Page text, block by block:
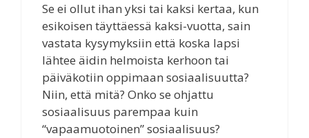
Se ei ollut ihan yksi tai kaksi kertaa, kun
esikoisen täyttäessä kaksi-vuotta, sain
vastata kysymyksiin että koska lapsi
lähtee äidin helmoista kerhoon tai
päiväkotiin oppimaan sosiaalisuutta?
Niin, että mitä? Onko se ohjattu
sosiaalisuus parempaa kuin
“vapaamuotoinen” sosiaalisuus?